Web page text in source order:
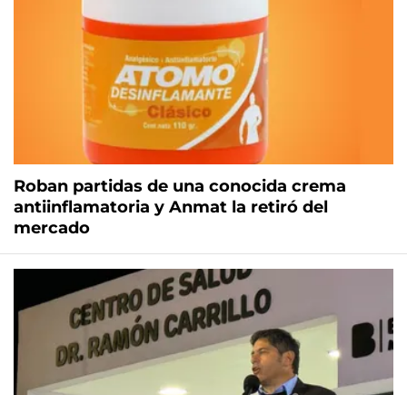
Roban partidas de una conocida crema
antiinflamatoria y Anmat la retiró del
mercado